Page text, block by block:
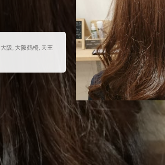
大阪, 大阪鶴橋, 天王